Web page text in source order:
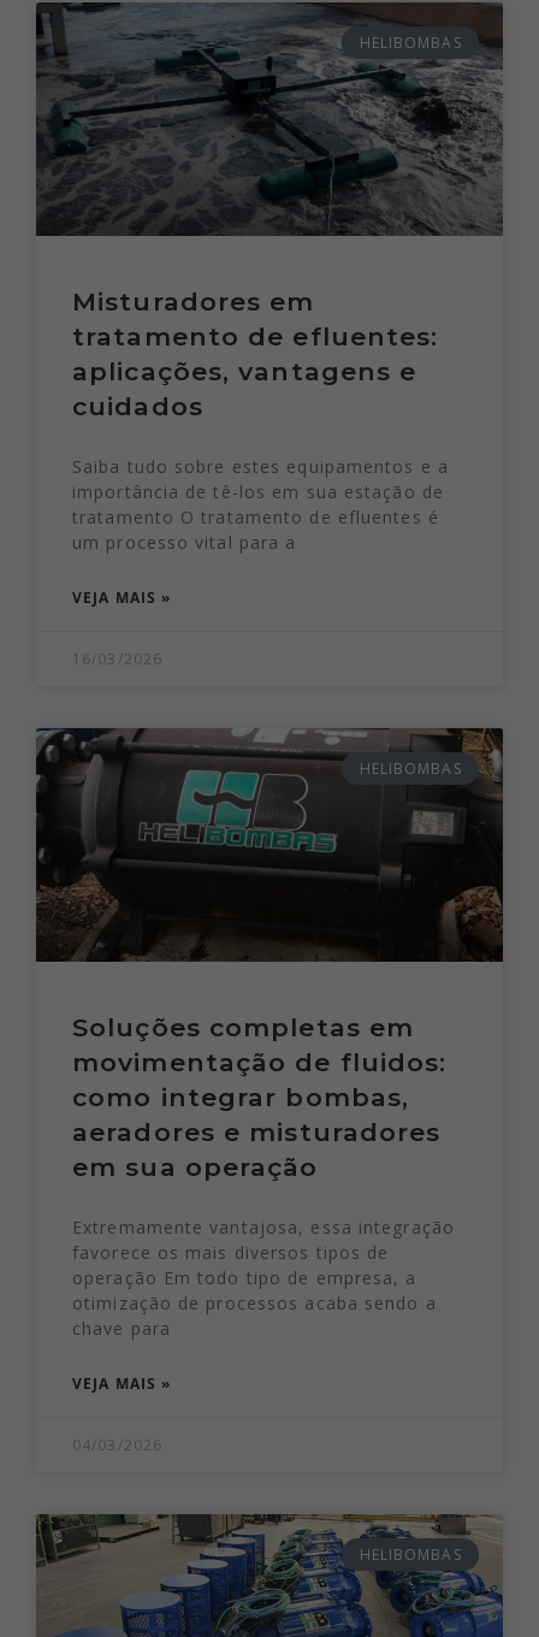
HELIBOMBAS
Misturadores em
tratamento de efluentes:
aplicações, vantagens e
cuidados
Saiba tudo sobre estes equipamentos e a
importância de tê-los em sua estação de
tratamento O tratamento de efluentes é
um processo vital para a
VEJA MAIS »
16/03/2026
HELIBOMBAS
Soluções completas em
movimentação de fluidos:
como integrar bombas,
aeradores e misturadores
em sua operação
Extremamente vantajosa, essa integração
favorece os mais diversos tipos de
operação Em todo tipo de empresa, a
otimização de processos acaba sendo a
chave para
VEJA MAIS »
04/03/2026
HELIBOMBAS